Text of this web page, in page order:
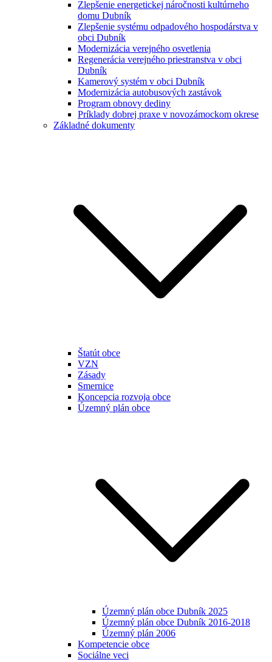
Zlepšenie energetickej náročnosti kultúrneho
domu Dubník
Zlepšenie systému odpadového hospodárstva v
obci Dubník
Modernizácia verejného osvetlenia
Regenerácia verejného priestranstva v obci
Dubník
Kamerový systém v obci Dubník
Modernizácia autobusových zastávok
Program obnovy dediny
Príklady dobrej praxe v novozámockom okrese
Základné dokumenty
Štatút obce
VZN
Zásady
Smernice
Koncepcia rozvoja obce
Územný plán obce
Územný plán obce Dubník 2025
Územný plán obce Dubník 2016-2018
Územný plán 2006
Kompetencie obce
Sociálne veci